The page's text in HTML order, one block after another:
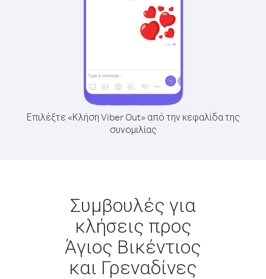
Επιλέξτε «Κλήση Viber Out» από την κεφαλίδα της
συνομιλίας
Συμβουλές για
κλήσεις προς
Άγιος Βικέντιος
και Γρεναδίνες